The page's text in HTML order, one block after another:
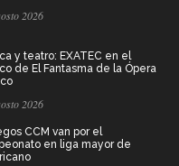
2026
y teatro: EXATEC en el
de El Fantasma de la Ópera
2026
CCM van por el
en liga mayor de